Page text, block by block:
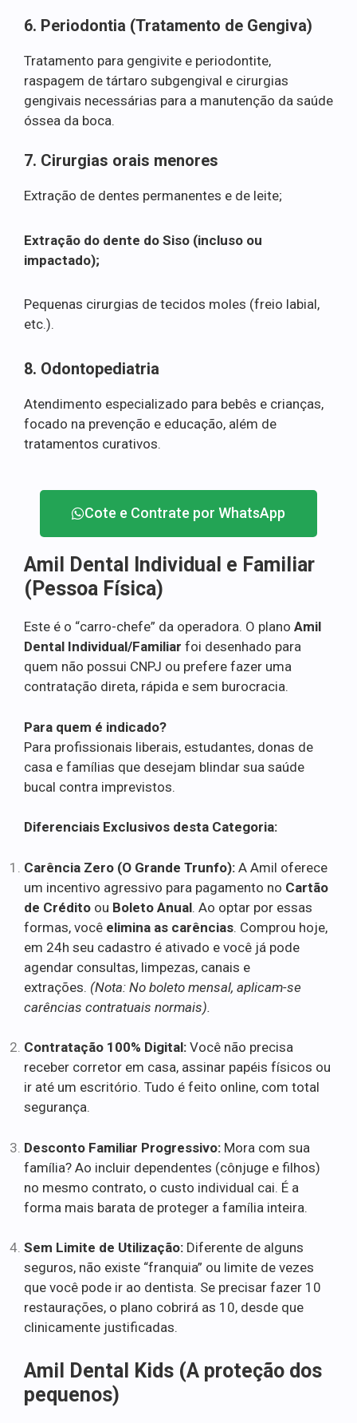
6. Periodontia (Tratamento de Gengiva)
Tratamento para gengivite e periodontite,
raspagem de tártaro subgengival e cirurgias
gengivais necessárias para a manutenção da saúde
óssea da boca.
7. Cirurgias orais menores
Extração de dentes permanentes e de leite;
Extração do dente do Siso (incluso ou
impactado);
Pequenas cirurgias de tecidos moles (freio labial,
etc.).
8. Odontopediatria
Atendimento especializado para bebês e crianças,
focado na prevenção e educação, além de
tratamentos curativos.
Cote e Contrate por WhatsApp
Amil Dental Individual e Familiar
(Pessoa Física)
Este é o “carro-chefe” da operadora. O plano Amil
Dental Individual/Familiar foi desenhado para
quem não possui CNPJ ou prefere fazer uma
contratação direta, rápida e sem burocracia.
Para quem é indicado?
Para profissionais liberais, estudantes, donas de
casa e famílias que desejam blindar sua saúde
bucal contra imprevistos.
Diferenciais Exclusivos desta Categoria:
Carência Zero (O Grande Trunfo): A Amil oferece
um incentivo agressivo para pagamento no Cartão
de Crédito ou Boleto Anual. Ao optar por essas
formas, você elimina as carências. Comprou hoje,
em 24h seu cadastro é ativado e você já pode
agendar consultas, limpezas, canais e
extrações. (Nota: No boleto mensal, aplicam-se
carências contratuais normais).
Contratação 100% Digital: Você não precisa
receber corretor em casa, assinar papéis físicos ou
ir até um escritório. Tudo é feito online, com total
segurança.
Desconto Familiar Progressivo: Mora com sua
família? Ao incluir dependentes (cônjuge e filhos)
no mesmo contrato, o custo individual cai. É a
forma mais barata de proteger a família inteira.
Sem Limite de Utilização: Diferente de alguns
seguros, não existe “franquia” ou limite de vezes
que você pode ir ao dentista. Se precisar fazer 10
restaurações, o plano cobrirá as 10, desde que
clinicamente justificadas.
Amil Dental Kids (A proteção dos
pequenos)